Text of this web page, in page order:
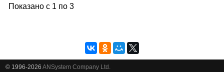
Показано с 1 по 3
© 1996-2026ANSystem Company Ltd.